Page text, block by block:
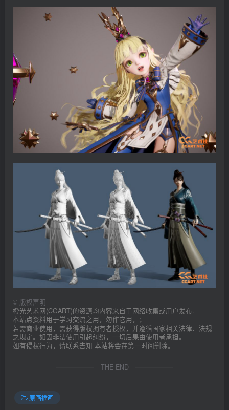
© 版权声明
橙光艺术网(CGART)的资源均内容来自于网络收集或用户发布.
本站点资料用于学习交流之用，勿作它用，；
若需商业使用，需获得版权拥有者授权，并遵循国家相关法律、法规
之规定。如因非法使用引起纠纷，一切后果由使用者承担。
如有侵权行为，请联系告知 本站将会在第一时间删除。
THE END
原画插画